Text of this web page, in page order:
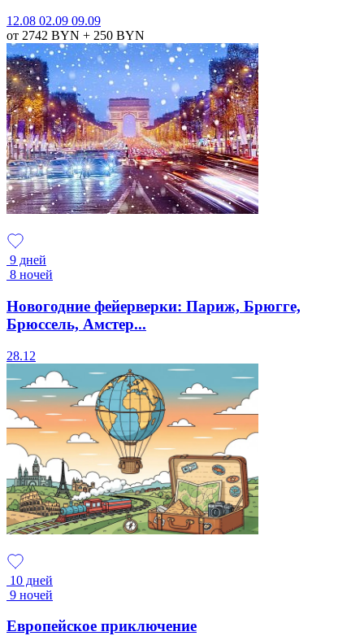
12.08 02.09 09.09
от 2742 BYN + 250 BYN
9 дней
8 ночей
Новогодние фейерверки: Париж, Брюгге,
Брюссель, Амстер...
28.12
10 дней
9 ночей
Европейское приключение